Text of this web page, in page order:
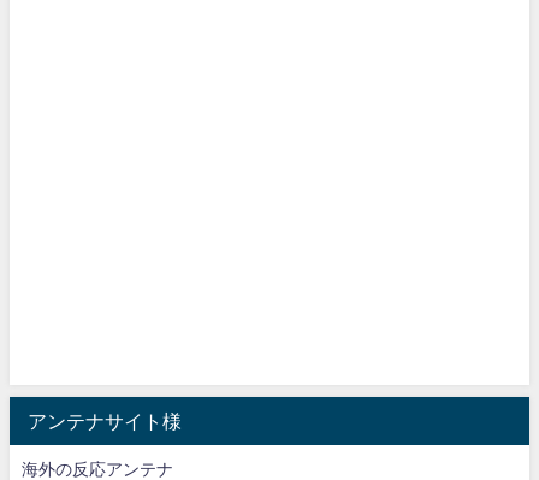
アンテナサイト様
海外の反応アンテナ